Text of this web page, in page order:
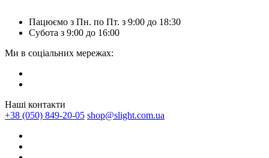
Пацюємо з Пн. по Пт. з 9:00 до 18:30
Субота з 9:00 до 16:00
Ми в соціальних мережах:
Наші контакти
+38 (050) 849-20-05 shop@slight.com.ua